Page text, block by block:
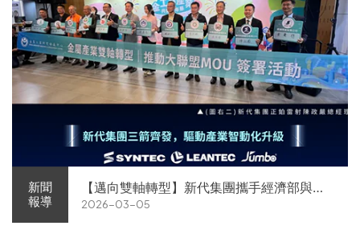
新聞
報導
【邁向雙軸轉型】新代集團攜手經濟部與金
屬中心簽署MOU 領航 AI機器人智慧智造
2026-03-05